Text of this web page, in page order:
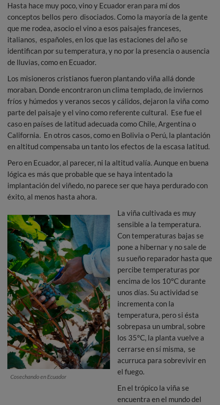
Hasta hace muy poco, vino y Ecuador eran para mí dos
conceptos bellos pero disociados. Como la mayoría de la gente
que me rodea, asocio el vino a esos paisajes franceses,
italianos, españoles, en los que las estaciones del año se
identifican por su temperatura, y no por la presencia o ausencia
de lluvias, como en Ecuador.
Los misioneros cristianos fueron plantando viña allá donde
moraban. Donde encontraron un clima templado, de inviernos
fríos y húmedos y veranos secos y cálidos, dejaron la viña como
parte del paisaje y el vino como referente cultural. Ese fue el
caso en países de latitud adecuada como Chile, Argentina o
California. En otros casos, como en Bolivia o Perú, la plantación
en altitud compensaba un tanto los efectos de la escasa latitud.
Pero en Ecuador, al parecer, ni la altitud valía. Aunque en buena
lógica es más que probable que se haya intentado la
implantación del viñedo, no parece ser que haya perdurado con
éxito, al menos hasta ahora.
Cosechando en Ecuador
La viña cultivada es muy
sensible a la temperatura.
Con temperaturas bajas se
pone a hibernar y no sale de
su sueño reparador hasta que
percibe temperaturas por
encima de los 10°C durante
unos días. Su actividad se
incrementa con la
temperatura, pero si ésta
sobrepasa un umbral, sobre
los 35°C, la planta vuelve a
cerrarse en sí misma, se
acurruca para sobrevivir en
el fuego.
En el trópico la viña se
encuentra en el mundo del